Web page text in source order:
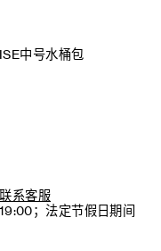
中号水桶包
联系客服
；法定节假日期间